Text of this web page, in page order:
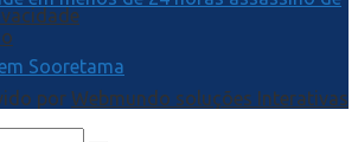
por Webmundo soluções Interativas